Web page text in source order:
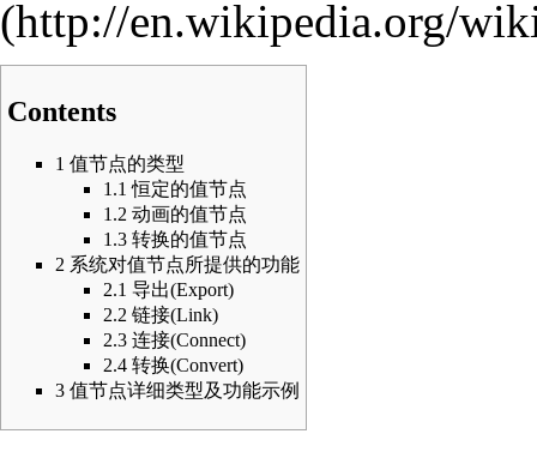
Contents
1 值节点的类型
1.1 恒定的值节点
1.2 动画的值节点
1.3 转换的值节点
2 系统对值节点所提供的功能
2.1 导出(Export)
2.2 链接(Link)
2.3 连接(Connect)
2.4 转换(Convert)
3 值节点详细类型及功能示例